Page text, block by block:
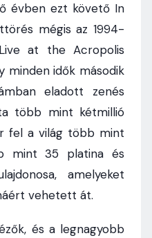
évben ezt követő In
mégis az 1994-
at the Acropolis
minden idők második
eladott zenés
több mint kétmillió
fel a világ több mint
mint 35 platina és
amelyeket
vehetett át.
és a legnagyobb